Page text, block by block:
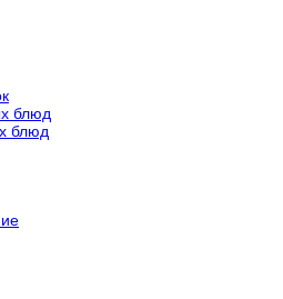
блюд
блюд